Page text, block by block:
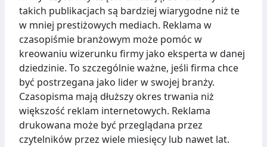
takich publikacjach są bardziej wiarygodne niż te
w mniej prestiżowych mediach. Reklama w
czasopiśmie branżowym może pomóc w
kreowaniu wizerunku firmy jako eksperta w danej
dziedzinie. To szczególnie ważne, jeśli firma chce
być postrzegana jako lider w swojej branży.
Czasopisma mają dłuższy okres trwania niż
większość reklam internetowych. Reklama
drukowana może być przeglądana przez
czytelników przez wiele miesięcy lub nawet lat.